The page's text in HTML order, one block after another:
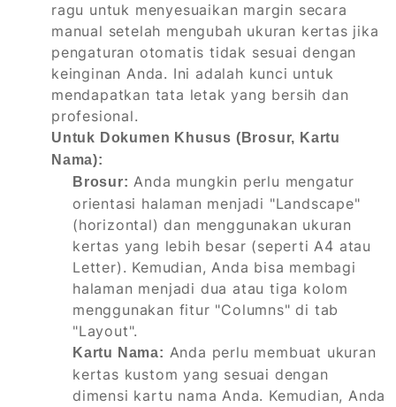
ragu untuk menyesuaikan margin secara
manual setelah mengubah ukuran kertas jika
pengaturan otomatis tidak sesuai dengan
keinginan Anda. Ini adalah kunci untuk
mendapatkan tata letak yang bersih dan
profesional.
Untuk Dokumen Khusus (Brosur, Kartu
Nama):
Brosur: Anda mungkin perlu mengatur
orientasi halaman menjadi "Landscape"
(horizontal) dan menggunakan ukuran
kertas yang lebih besar (seperti A4 atau
Letter). Kemudian, Anda bisa membagi
halaman menjadi dua atau tiga kolom
menggunakan fitur "Columns" di tab
"Layout".
Kartu Nama: Anda perlu membuat ukuran
kertas kustom yang sesuai dengan
dimensi kartu nama Anda. Kemudian, Anda